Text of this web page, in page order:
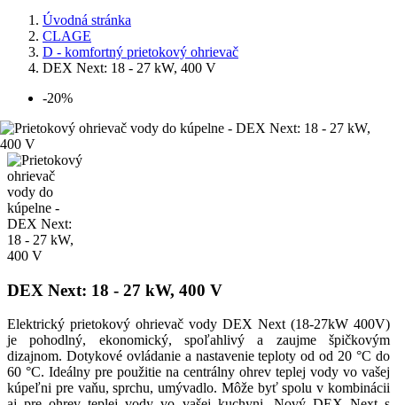
Úvodná stránka
CLAGE
D - komfortný prietokový ohrievač
DEX Next: 18 - 27 kW, 400 V
-20%
DEX Next: 18 - 27 kW, 400 V
Elektrický prietokový ohrievač vody DEX Next (18-27kW 400V)
je pohodlný, ekonomický, spoľahlivý a zaujme špičkovým
dizajnom. Dotykové ovládanie a nastavenie teploty od od 20 °C do
60 °C. Ideálny pre použitie na centrálny ohrev teplej vody vo vašej
kúpeľni pre vaňu, sprchu, umývadlo. Môže byť spolu v kombinácii